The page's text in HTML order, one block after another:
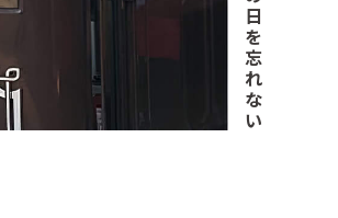
日
を
忘
れ
な
い